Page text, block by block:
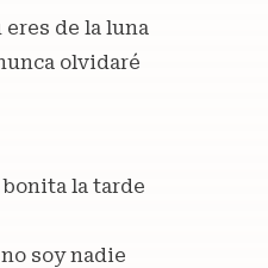
de la luna
olvidaré
la tarde
soy nadie